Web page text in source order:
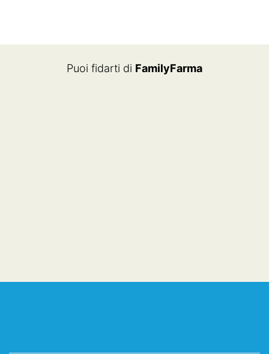
€11.99.€10.19.
Puoi fidarti di FamilyFarma